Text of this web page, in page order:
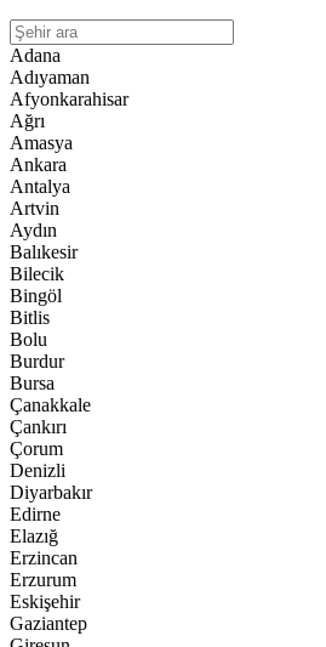
Adana
Adıyaman
Afyonkarahisar
Ağrı
Amasya
Ankara
Antalya
Artvin
Aydın
Balıkesir
Bilecik
Bingöl
Bitlis
Bolu
Burdur
Bursa
Çanakkale
Çankırı
Çorum
Denizli
Diyarbakır
Edirne
Elazığ
Erzincan
Erzurum
Eskişehir
Gaziantep